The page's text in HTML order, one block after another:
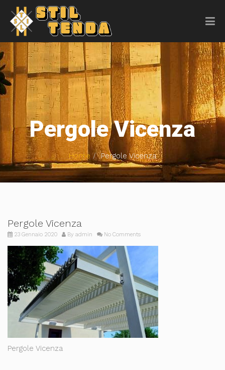
Pergole Vicenza
Home Pergole Vicenza
Pergole Vicenza
23 Gennaio 2020 By admin No Comments
Pergole Vicenza